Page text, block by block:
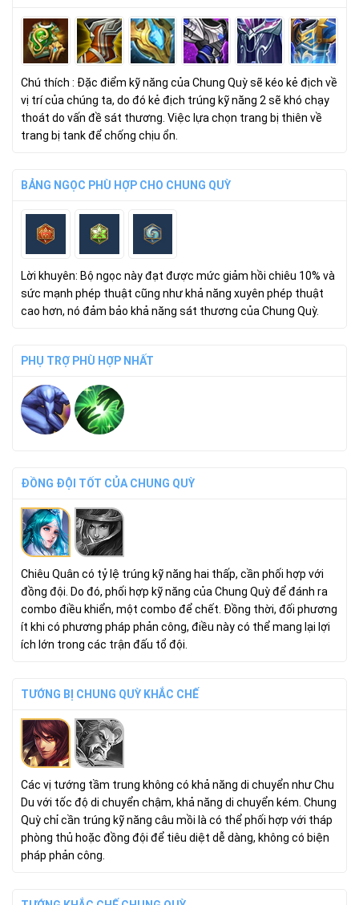
Chú thích : Đặc điểm kỹ năng của Chung Quỳ sẽ kéo kẻ địch về
vị trí của chúng ta, do đó kẻ địch trúng kỹ năng 2 sẽ khó chạy
thoát do vấn đề sát thương. Việc lựa chọn trang bị thiên về
trang bị tank để chống chịu ổn.
BẢNG NGỌC PHÙ HỢP CHO CHUNG QUỲ
Lời khuyên: Bộ ngọc này đạt được mức giảm hồi chiêu 10% và
sức mạnh phép thuật cũng như khả năng xuyên phép thuật
cao hơn, nó đảm bảo khả năng sát thương của Chung Quỳ.
PHỤ TRỢ PHÙ HỢP NHẤT
ĐỒNG ĐỘI TỐT CỦA CHUNG QUỲ
Chiêu Quân có tỷ lệ trúng kỹ năng hai thấp, cần phối hợp với
đồng đội. Do đó, phối hợp kỹ năng của Chung Quỳ để đánh ra
combo điều khiển, một combo để chết. Đồng thời, đối phương
ít khi có phương pháp phản công, điều này có thể mang lại lợi
ích lớn trong các trận đấu tổ đội.
TƯỚNG BỊ CHUNG QUỲ KHẮC CHẾ
Các vị tướng tầm trung không có khả năng di chuyển như Chu
Du với tốc độ di chuyển chậm, khả năng di chuyển kém. Chung
Quỳ chỉ cần trúng kỹ năng câu mồi là có thể phối hợp với tháp
phòng thủ hoặc đồng đội để tiêu diệt dễ dàng, không có biện
pháp phản công.